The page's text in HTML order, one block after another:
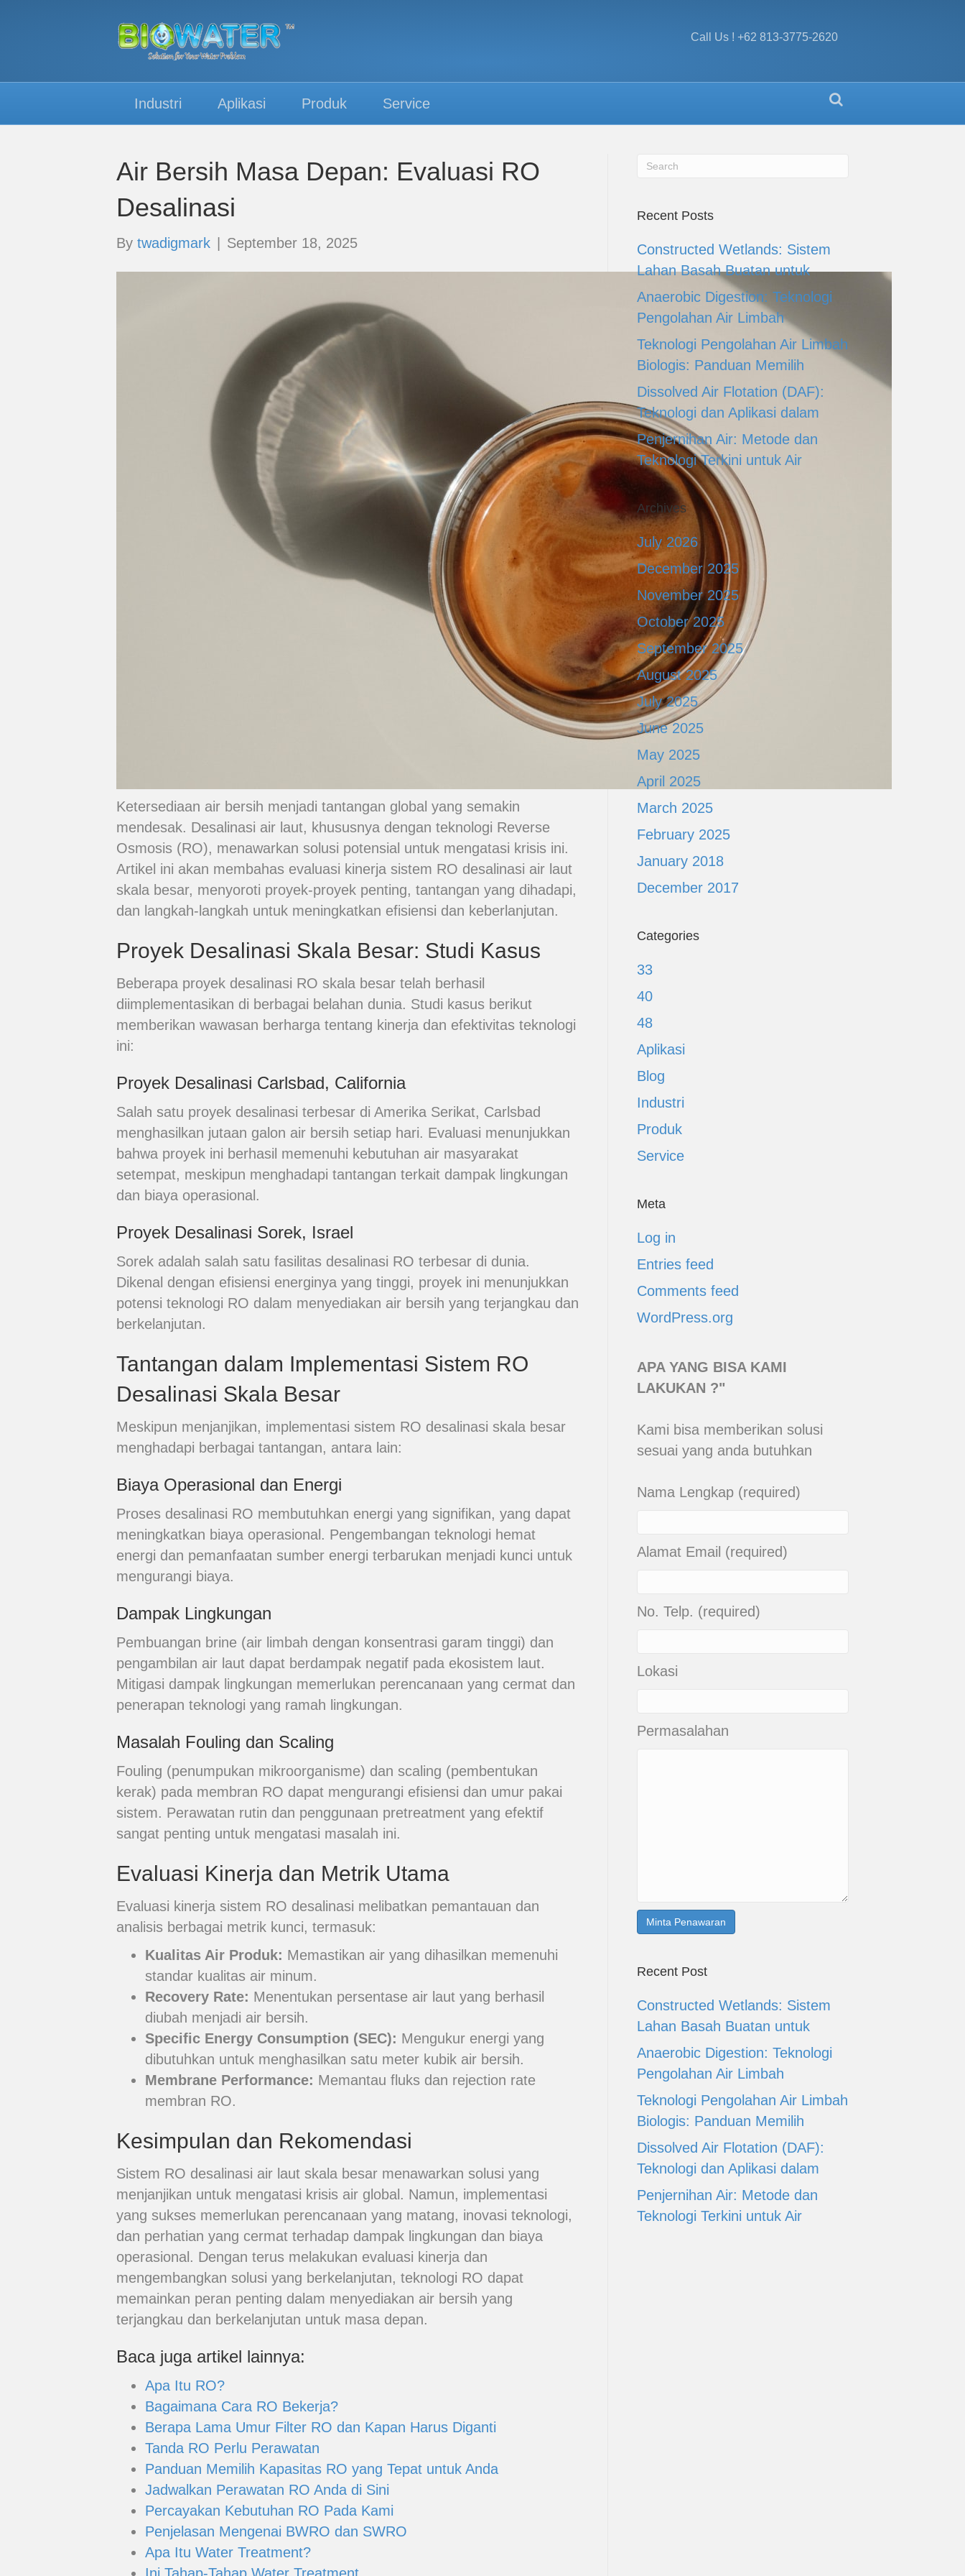
Call Us ! +62 813-3775-2620
Industri Aplikasi Produk Service
Air Bersih Masa Depan: Evaluasi RO
Desalinasi
By twadigmark September 18, 2025
Ketersediaan air bersih menjadi tantangan global yang semakin
mendesak. Desalinasi air laut, khususnya dengan teknologi Reverse
Osmosis (RO), menawarkan solusi potensial untuk mengatasi krisis ini.
Artikel ini akan membahas evaluasi kinerja sistem RO desalinasi air laut
skala besar, menyoroti proyek-proyek penting, tantangan yang dihadapi,
dan langkah-langkah untuk meningkatkan efisiensi dan keberlanjutan.
Proyek Desalinasi Skala Besar: Studi Kasus
Beberapa proyek desalinasi RO skala besar telah berhasil
diimplementasikan di berbagai belahan dunia. Studi kasus berikut
memberikan wawasan berharga tentang kinerja dan efektivitas teknologi
ini:
Proyek Desalinasi Carlsbad, California
Salah satu proyek desalinasi terbesar di Amerika Serikat, Carlsbad
menghasilkan jutaan galon air bersih setiap hari. Evaluasi menunjukkan
bahwa proyek ini berhasil memenuhi kebutuhan air masyarakat
setempat, meskipun menghadapi tantangan terkait dampak lingkungan
dan biaya operasional.
Proyek Desalinasi Sorek, Israel
Sorek adalah salah satu fasilitas desalinasi RO terbesar di dunia.
Dikenal dengan efisiensi energinya yang tinggi, proyek ini menunjukkan
potensi teknologi RO dalam menyediakan air bersih yang terjangkau dan
berkelanjutan.
Tantangan dalam Implementasi Sistem RO
Desalinasi Skala Besar
Meskipun menjanjikan, implementasi sistem RO desalinasi skala besar
menghadapi berbagai tantangan, antara lain:
Biaya Operasional dan Energi
Proses desalinasi RO membutuhkan energi yang signifikan, yang dapat
meningkatkan biaya operasional. Pengembangan teknologi hemat
energi dan pemanfaatan sumber energi terbarukan menjadi kunci untuk
mengurangi biaya.
Dampak Lingkungan
Pembuangan brine (air limbah dengan konsentrasi garam tinggi) dan
pengambilan air laut dapat berdampak negatif pada ekosistem laut.
Mitigasi dampak lingkungan memerlukan perencanaan yang cermat dan
penerapan teknologi yang ramah lingkungan.
Masalah Fouling dan Scaling
Fouling (penumpukan mikroorganisme) dan scaling (pembentukan
kerak) pada membran RO dapat mengurangi efisiensi dan umur pakai
sistem. Perawatan rutin dan penggunaan pretreatment yang efektif
sangat penting untuk mengatasi masalah ini.
Evaluasi Kinerja dan Metrik Utama
Evaluasi kinerja sistem RO desalinasi melibatkan pemantauan dan
analisis berbagai metrik kunci, termasuk:
Kualitas Air Produk: Memastikan air yang dihasilkan memenuhi
standar kualitas air minum.
Recovery Rate: Menentukan persentase air laut yang berhasil
diubah menjadi air bersih.
Specific Energy Consumption (SEC): Mengukur energi yang
dibutuhkan untuk menghasilkan satu meter kubik air bersih.
Membrane Performance: Memantau fluks dan rejection rate
membran RO.
Kesimpulan dan Rekomendasi
Sistem RO desalinasi air laut skala besar menawarkan solusi yang
menjanjikan untuk mengatasi krisis air global. Namun, implementasi
yang sukses memerlukan perencanaan yang matang, inovasi teknologi,
dan perhatian yang cermat terhadap dampak lingkungan dan biaya
operasional. Dengan terus melakukan evaluasi kinerja dan
mengembangkan solusi yang berkelanjutan, teknologi RO dapat
memainkan peran penting dalam menyediakan air bersih yang
terjangkau dan berkelanjutan untuk masa depan.
Baca juga artikel lainnya:
Apa Itu RO?
Bagaimana Cara RO Bekerja?
Berapa Lama Umur Filter RO dan Kapan Harus Diganti
Tanda RO Perlu Perawatan
Panduan Memilih Kapasitas RO yang Tepat untuk Anda
Jadwalkan Perawatan RO Anda di Sini
Percayakan Kebutuhan RO Pada Kami
Penjelasan Mengenai BWRO dan SWRO
Apa Itu Water Treatment?
Recent Posts
Constructed Wetlands: Sistem
Lahan Basah Buatan untuk
Anaerobic Digestion: Teknologi
Pengolahan Air Limbah
Teknologi Pengolahan Air Limbah
Biologis: Panduan Memilih
Dissolved Air Flotation (DAF):
Teknologi dan Aplikasi dalam
Penjernihan Air: Metode dan
Teknologi Terkini untuk Air
Archives
July 2026
December 2025
November 2025
October 2025
September 2025
August 2025
July 2025
June 2025
May 2025
April 2025
March 2025
February 2025
January 2018
December 2017
Categories
33
40
48
Aplikasi
Blog
Industri
Produk
Service
Meta
Log in
Entries feed
Comments feed
WordPress.org
APA YANG BISA KAMI
LAKUKAN ?"
Kami bisa memberikan solusi
sesuai yang anda butuhkan
Nama Lengkap (required)
Alamat Email (required)
No. Telp. (required)
Lokasi
Permasalahan
Recent Post
Constructed Wetlands: Sistem
Lahan Basah Buatan untuk
Anaerobic Digestion: Teknologi
Pengolahan Air Limbah
Teknologi Pengolahan Air Limbah
Biologis: Panduan Memilih
Dissolved Air Flotation (DAF):
Teknologi dan Aplikasi dalam
Penjernihan Air: Metode dan
Teknologi Terkini untuk Air